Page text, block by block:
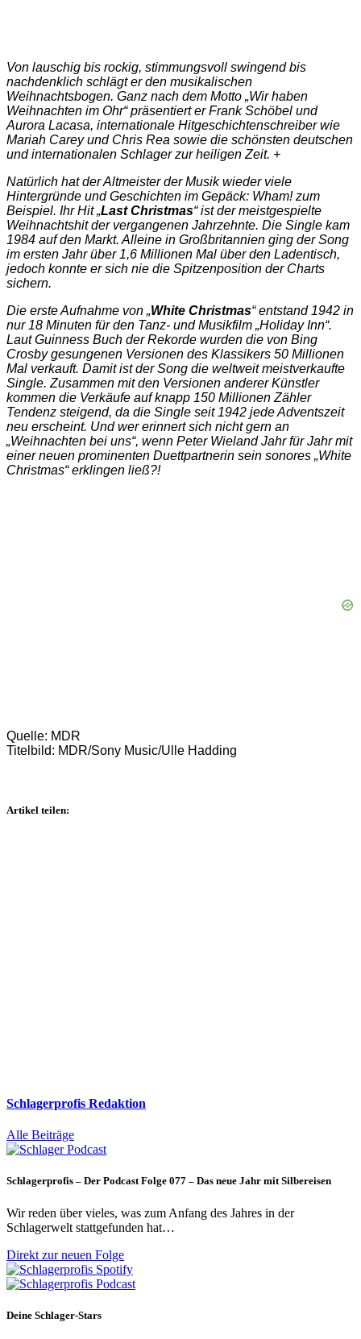
Von lauschig bis rockig, stimmungsvoll swingend bis
nachdenklich schlägt er den musikalischen
Weihnachtsbogen. Ganz nach dem Motto „Wir haben
Weihnachten im Ohr“ präsentiert er Frank Schöbel und
Aurora Lacasa, internationale Hitgeschichtenschreiber wie
Mariah Carey und Chris Rea sowie die schönsten deutschen
und internationalen Schlager zur heiligen Zeit. +
Natürlich hat der Altmeister der Musik wieder viele
Hintergründe und Geschichten im Gepäck: Wham! zum
Beispiel. Ihr Hit „Last Christmas“ ist der meistgespielte
Weihnachtshit der vergangenen Jahrzehnte. Die Single kam
1984 auf den Markt. Alleine in Großbritannien ging der Song
im ersten Jahr über 1,6 Millionen Mal über den Ladentisch,
jedoch konnte er sich nie die Spitzenposition der Charts
sichern.
Die erste Aufnahme von „White Christmas“ entstand 1942 in
nur 18 Minuten für den Tanz- und Musikfilm „Holiday Inn“.
Laut Guinness Buch der Rekorde wurden die von Bing
Crosby gesungenen Versionen des Klassikers 50 Millionen
Mal verkauft. Damit ist der Song die weltweit meistverkaufte
Single. Zusammen mit den Versionen anderer Künstler
kommen die Verkäufe auf knapp 150 Millionen Zähler
Tendenz steigend, da die Single seit 1942 jede Adventszeit
neu erscheint. Und wer erinnert sich nicht gern an
„Weihnachten bei uns“, wenn Peter Wieland Jahr für Jahr mit
einer neuen prominenten Duettpartnerin sein sonores „White
Christmas“ erklingen ließ?!
Quelle: MDR
Titelbild: MDR/Sony Music/Ulle Hadding
Artikel teilen:
Schlagerprofis Redaktion
Alle Beiträge
Schlagerprofis – Der Podcast Folge 077 – Das neue Jahr mit Silbereisen
Wir reden über vieles, was zum Anfang des Jahres in der
Schlagerwelt stattgefunden hat…
Direkt zur neuen Folge
Deine Schlager-Stars